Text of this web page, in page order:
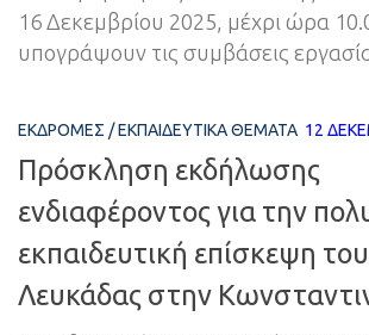
16 Δεκεμβρίου 2025, μέχρι ώρα
υπογράψουν τις συμβάσεις
ΕΚΔΡΟΜΈΣ /ΕΚΠΑΙΔΕΥΤΙΚΆ ΘΈΜΑΤΑ 12
Πρόσκληση εκδήλωσης
ενδιαφέροντος για την
εκπαιδευτική επίσκεψη
Λευκάδας στην